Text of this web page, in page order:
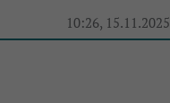
10:26, 15.11.2025